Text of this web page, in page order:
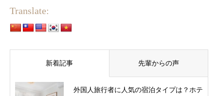
Translate:
新着記事 先輩からの声
外国人旅行者に人気の宿泊タイプは？ホテ